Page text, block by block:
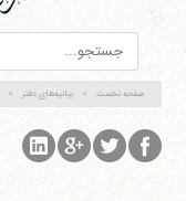
صفحه نخست بیانیه‌های دفتر